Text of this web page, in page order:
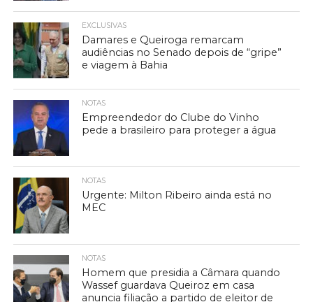
EXCLUSIVAS
Damares e Queiroga remarcam
audiências no Senado depois de “gripe”
e viagem à Bahia
NOTAS
Empreendedor do Clube do Vinho
pede a brasileiro para proteger a água
NOTAS
Urgente: Milton Ribeiro ainda está no
MEC
NOTAS
Homem que presidia a Câmara quando
Wassef guardava Queiroz em casa
anuncia filiação a partido de eleitor de